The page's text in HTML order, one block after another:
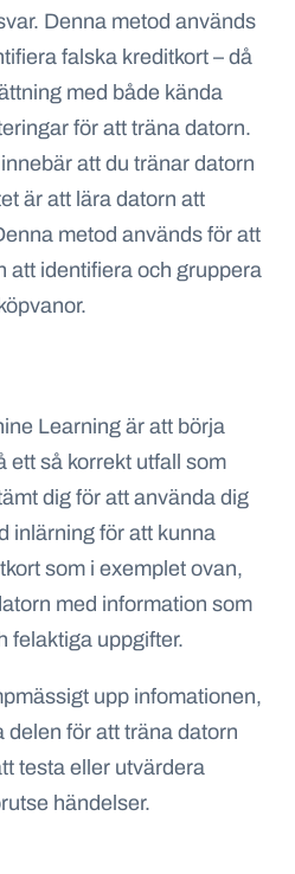
Denna metod används
falska kreditkort – då
med både kända
för att träna datorn.
att du tränar datorn
är att lära datorn att
metod används för att
att identifiera och gruppera
Learning är att börja
ett så korrekt utfall som
dig för att använda dig
inlärning för att kunna
som i exemplet ovan,
med information som
felaktiga uppgifter.
upp infomationen,
delen för att träna datorn
testa eller utvärdera
händelser.